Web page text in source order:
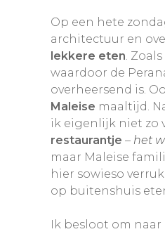
Op een hete
architectuur en
lekkere eten.
waardoor de
overheersend is.
Maleise maaltijd.
ik eigenlijk niet zo
restaurantje – het
maar Maleise
hier sowieso
op buitenshuis
Ik besloot om